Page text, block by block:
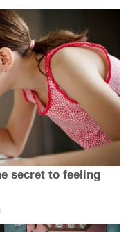
secret to feeling